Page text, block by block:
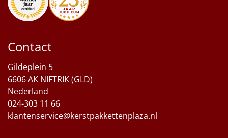
Contact
Gildeplein 5
6606 AK NIFTRIK (GLD)
Nederland
024-303 11 66
klantenservice@kerstpakkettenplaza.nl